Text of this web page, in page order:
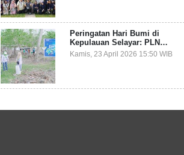
Peringatan Hari Bumi di
Kepulauan Selayar: PLN
Indonesia Power Gandeng
Pemda dan Komunitas, Giatkan
Kamis, 23 April 2026 15:50 WIB